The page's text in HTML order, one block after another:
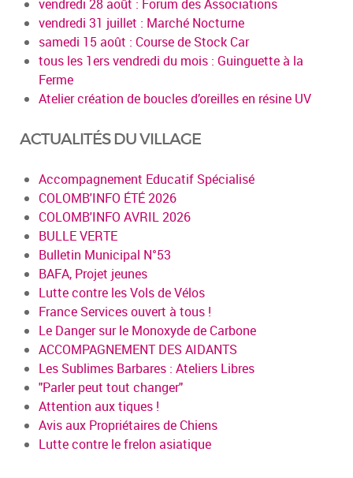
vendredi 28 août : Forum des Associations
vendredi 31 juillet : Marché Nocturne
samedi 15 août : Course de Stock Car
tous les 1ers vendredi du mois : Guinguette à la
Ferme
Atelier création de boucles d’oreilles en résine UV
ACTUALITÉS DU VILLAGE
Accompagnement Educatif Spécialisé
COLOMB'INFO ÉTÉ 2026
COLOMB'INFO AVRIL 2026
BULLE VERTE
Bulletin Municipal N°53
BAFA, Projet jeunes
Lutte contre les Vols de Vélos
France Services ouvert à tous !
Le Danger sur le Monoxyde de Carbone
ACCOMPAGNEMENT DES AIDANTS
Les Sublimes Barbares : Ateliers Libres
"Parler peut tout changer"
Attention aux tiques !
Avis aux Propriétaires de Chiens
Lutte contre le frelon asiatique